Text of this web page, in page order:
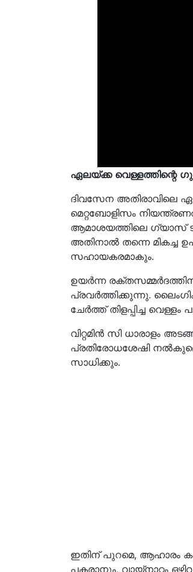
ഏലയ്ക്ക വെള്ളത്തിന്റെ
ദിവസേന അതിരാവിലെ
മെറ്റബോളിസം
ആമാശയത്തിലെ ഗ്യാസ്
അതിനാൽ തന്നെ മികച്ച
സഹായകരമാകും.
ഉയർന്ന
പ്രവർത്തിക്കുന്നു.
ചേർത്ത് തിളപ്പിച്ച
വിറ്റമിൻ സി ധാരാളം
പ്രതിരോധശേഷി
സാധിക്കും.
ഇതിന് പുറമെ, ആഹാരം
പകരാനും, വായ്‌നാറ്റം